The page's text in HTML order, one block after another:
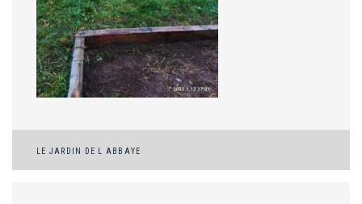
Navigation
LE JARDIN DE L ABBAYE